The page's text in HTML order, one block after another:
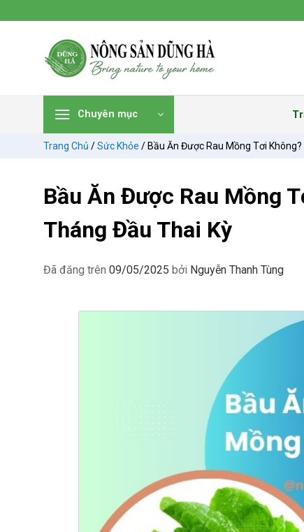
đến
Chuyên mục
Trang Chủ /Sức Khỏe / Bầu Ăn Được Rau Mồng Tơi
Bầu Ăn Được Rau Mồng
Tháng Đầu Thai Kỳ
Đã đăng trên 09/05/2025 bởi Nguyễn Thanh Tùng